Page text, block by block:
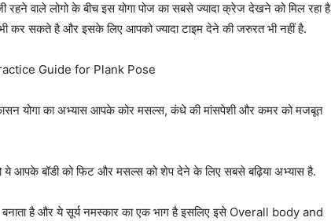
वाले लोगो के बीच इस योगा पोज का सबसे ज्यादा क्रेज देखने को मिल रहा है
कर सकते है और इसके लिए आपको ज्यादा टाइम देने की जरुरत भी नहीं है.
योगा का अभ्यास आपके कोर मसल्स, कंधे की मांसपेशी और कमर को मजबूत
ये आपके बॉडी को फिट और मसल्स को शेप देने के लिए सबसे बढ़िया अभ्यास है.
है और ये सूर्य नमस्कार का एक भाग है इसलिए इसे Overall body and